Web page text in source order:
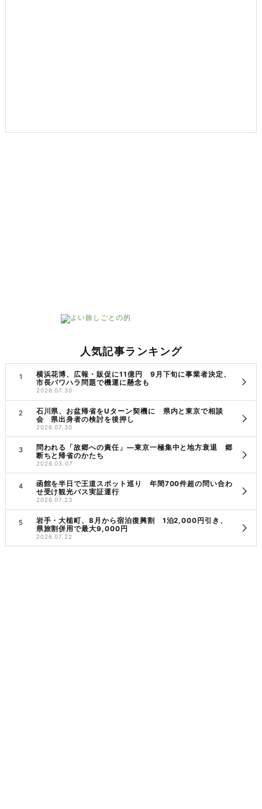
人気記事ランキング
横浜花博、広報・販促に11億円 9月下旬に事業者決定、
市長パワハラ問題で機運に懸念も
2026.07.30
石川県、お盆帰省をUターン契機に 県内と東京で相談
会 県出身者の検討を後押し
2026.07.30
問われる「故郷への責任」―東京一極集中と地方衰退 郷
断ちと帰省のかたち
2026.03.07
函館を半日で王道スポット巡り 年間700件超の問い合わ
せ受け観光バス実証運行
2026.07.23
岩手・大槌町、8月から宿泊復興割 1泊2,000円引き、
県旅割併用で最大9,000円
2026.07.22